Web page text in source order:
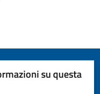
su questa